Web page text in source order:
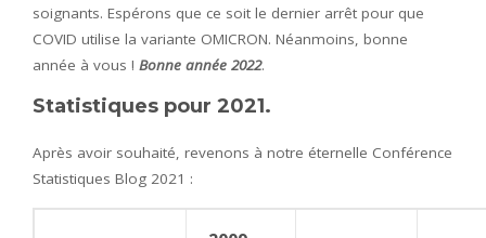
soignants. Espérons que ce soit le dernier arrêt pour que
COVID utilise la variante OMICRON. Néanmoins, bonne
année à vous ! Bonne année 2022.
Statistiques pour 2021.
Après avoir souhaité, revenons à notre éternelle Conférence
Statistiques Blog 2021 :